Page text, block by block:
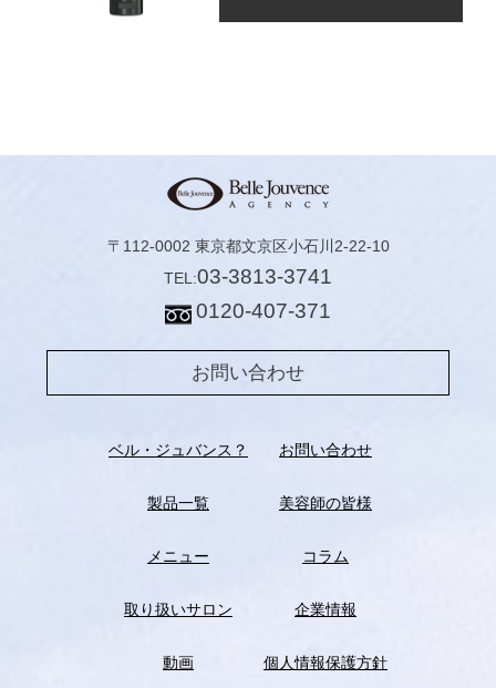
〒112-0002 東京都文京区小石川2-22-10
TEL:03-3813-3741
0120-407-371
お問い合わせ
ベル・ジュバンス？
製品一覧
メニュー
取り扱いサロン
動画
お問い合わせ
美容師の皆様
コラム
企業情報
個人情報保護方針